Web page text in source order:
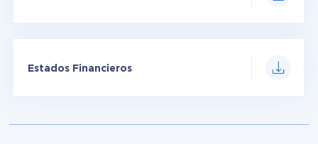
Estados Financieros